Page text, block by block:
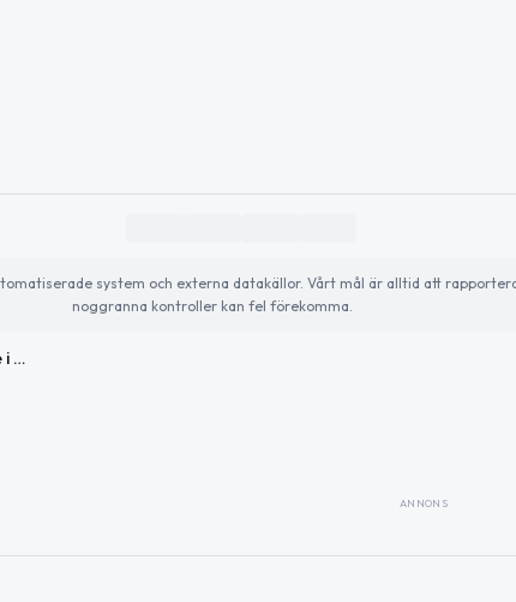
system och externa datakällor. Vårt mål är alltid att
noggranna kontroller kan fel förekomma.
Boden går in som delägare i Storklinten
ANNONS